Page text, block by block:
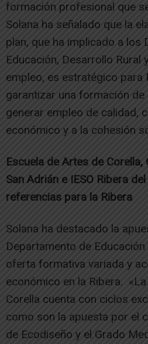
formación profesional que
Solana ha señalado que la
plan, que ha implicado a los
Educación, Desarrollo Rural
empleo, es estratégico para
garantizar una formación de
generar empleo de calidad,
económico y a la cohesión
Escuela de Artes de Corella,
San Adrián e IESO Ribera
referencias para la Ribera
Solana ha destacado la
Departamento de
oferta formativa variada y
económico en la Ribera.
Corella cuenta con ciclos
como son la apuesta por el
de Ecodiseño y el Grado